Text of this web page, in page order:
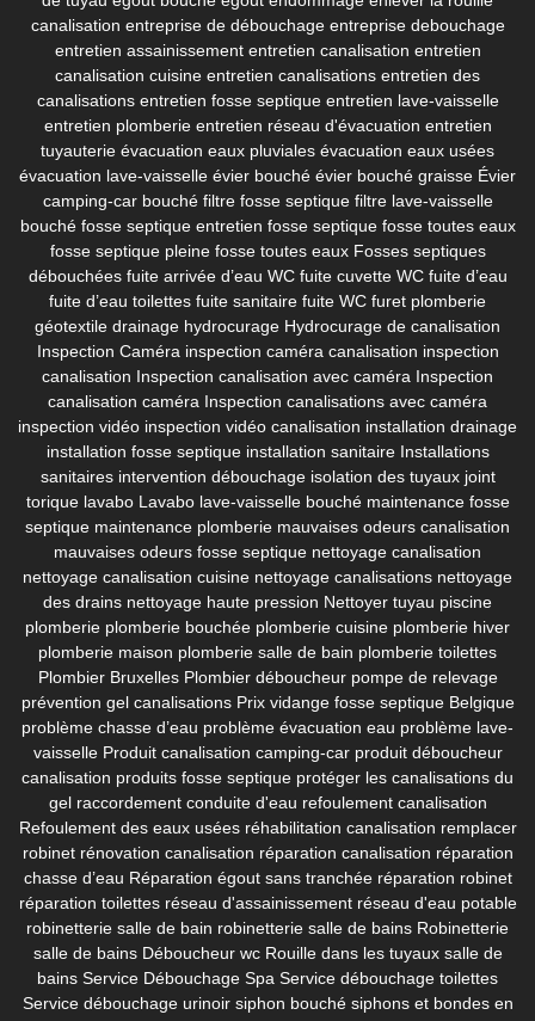
canalisation entreprise de débouchage entreprise debouchage
entretien assainissement entretien canalisation entretien
canalisation cuisine entretien canalisations entretien des
canalisations entretien fosse septique entretien lave-vaisselle
entretien plomberie entretien réseau d'évacuation entretien
tuyauterie évacuation eaux pluviales évacuation eaux usées
évacuation lave-vaisselle évier bouché évier bouché graisse Évier
camping-car bouché filtre fosse septique filtre lave-vaisselle
bouché fosse septique entretien fosse septique fosse toutes eaux
fosse septique pleine fosse toutes eaux Fosses septiques
débouchées fuite arrivée d’eau WC fuite cuvette WC fuite d’eau
fuite d’eau toilettes fuite sanitaire fuite WC furet plomberie
géotextile drainage hydrocurage Hydrocurage de canalisation
Inspection Caméra inspection caméra canalisation inspection
canalisation Inspection canalisation avec caméra Inspection
canalisation caméra Inspection canalisations avec caméra
inspection vidéo inspection vidéo canalisation installation drainage
installation fosse septique installation sanitaire Installations
sanitaires intervention débouchage isolation des tuyaux joint
torique lavabo Lavabo lave-vaisselle bouché maintenance fosse
septique maintenance plomberie mauvaises odeurs canalisation
mauvaises odeurs fosse septique nettoyage canalisation
nettoyage canalisation cuisine nettoyage canalisations nettoyage
des drains nettoyage haute pression Nettoyer tuyau piscine
plomberie plomberie bouchée plomberie cuisine plomberie hiver
plomberie maison plomberie salle de bain plomberie toilettes
Plombier Bruxelles Plombier déboucheur pompe de relevage
prévention gel canalisations Prix vidange fosse septique Belgique
problème chasse d’eau problème évacuation eau problème lave-
vaisselle Produit canalisation camping-car produit déboucheur
canalisation produits fosse septique protéger les canalisations du
gel raccordement conduite d'eau refoulement canalisation
Refoulement des eaux usées réhabilitation canalisation remplacer
robinet rénovation canalisation réparation canalisation réparation
chasse d’eau Réparation égout sans tranchée réparation robinet
réparation toilettes réseau d'assainissement réseau d'eau potable
robinetterie salle de bain robinetterie salle de bains Robinetterie
salle de bains Déboucheur wc Rouille dans les tuyaux salle de
bains Service Débouchage Spa Service débouchage toilettes
Service débouchage urinoir siphon bouché siphons et bondes en